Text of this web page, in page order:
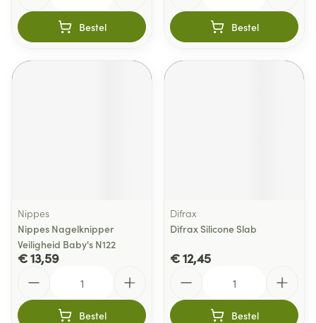
Bestel Bestel
Nippes
Nippes Nagelknipper
Veiligheid Baby's N122
€ 13,59
Bestel
Difrax
Difrax Silicone Slab
€ 12,45
Bestel